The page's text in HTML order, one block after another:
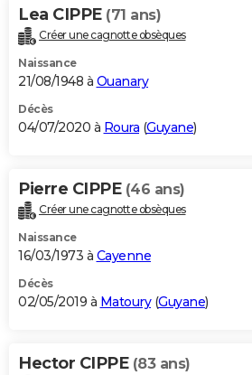
Bricolage
Lifestyle
Culture
Sport
Auto
Television
Voyage
Cinema
Lea CIPPE (71 ans)
Créer une cagnotte obsèques
Naissance
21/08/1948 à Ouanary
Décès
04/07/2020 à Roura (Guyane)
Pierre CIPPE (46 ans)
Créer une cagnotte obsèques
Naissance
16/03/1973 à Cayenne
Décès
02/05/2019 à Matoury(Guyane)
Hector CIPPE (83 ans)